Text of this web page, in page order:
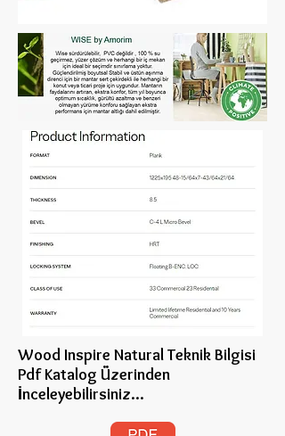
Wood Inspire Natural Teknik Bilgisi
Pdf Katalog Üzerinden
İnceleyebilirsiniz...